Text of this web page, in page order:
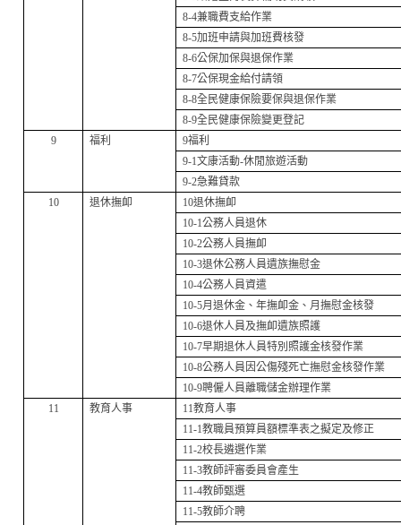
8-4兼職費支給作業
8-5加班申請與加班費核發
8-6公保加保與退保作業
8-7公保現金給付請領
8-8全民健康保險要保與退保作業
8-9全民健康保險變更登記
9
福利 9福利
9-1文康活動-休閒旅遊活動
9-2急難貸款
10
退休撫卹 10退休撫卹
10-1公務人員退休
10-2公務人員撫卹
10-3退休公務人員遺族撫慰金
10-4公務人員資遣
10-5月退休金、年撫卹金、月撫慰金核發
10-6退休人員及撫卹遺族照護
10-7早期退休人員特別照護金核發作業
10-8公務人員因公傷殘死亡撫慰金核發作業
10-9聘僱人員離職儲金辦理作業
11
教育人事 11教育人事
11-1教職員預算員額標準表之擬定及修正
11-2校長遴選作業
11-3教師評審委員會產生
11-4教師甄選
11-5教師介聘